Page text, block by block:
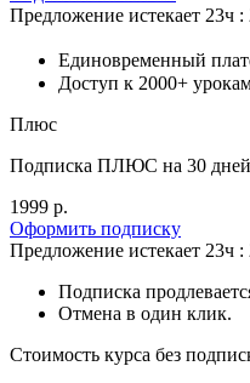
Предложение истекает 23ч :
Единовременный
Доступ к 2000+
Плюс
Подписка ПЛЮС на 30 дней
1999 р.
Оформить подписку
Предложение истекает 23ч :
Подписка
Отмена в один клик.
Стоимость курса без